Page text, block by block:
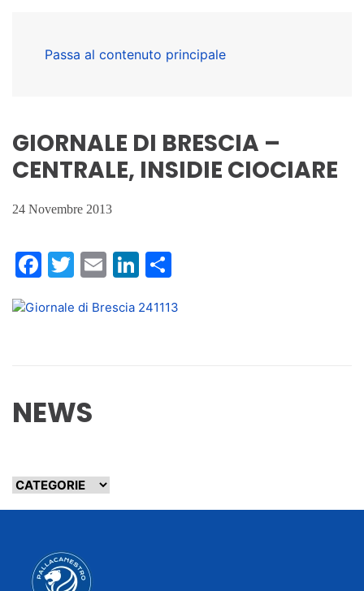
Passa al contenuto principale
GIORNALE DI BRESCIA –
CENTRALE, INSIDIE CIOCIARE
24 Novembre 2013
Facebook
Twitter
EmailLinkedIn
NEWS